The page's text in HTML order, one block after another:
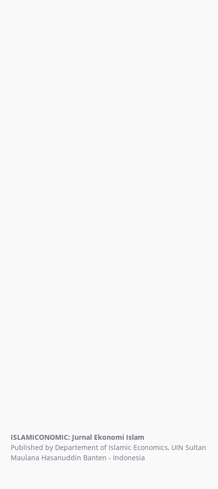
ISLAMICONOMIC: Jurnal Ekonomi Islam
Published by Departement of Islamic Economics, UIN Sultan
Maulana Hasanuddin Banten - Indonesia